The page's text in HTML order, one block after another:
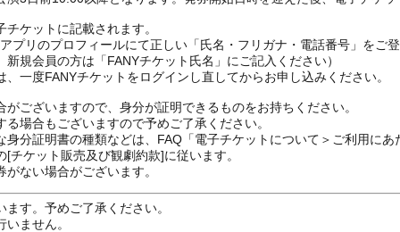
ケットに記載されます。
プリのプロフィールにて正しい「氏名・フリガナ・電話番号」をご
規会員の方は「FANYチケット氏名」にご記入ください）
、一度FANYチケットをログインし直してからお申し込みください
ございますので、身分が証明できるものをお持ちください。
場合もございますので予めご了承ください。
分証明書の種類などは、FAQ「電子チケットについて＞ご利用に
ケット販売及び観劇約款]に従います。
ない場合がございます。
す。予めご了承ください。
ません。